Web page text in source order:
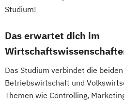
Ecological Engineering
Nutztierwissenschaften
Organic Agricultural
Agroecology
Organic Agricultural
Agroecology (Englisch)
Studium!
Das erwartet dich im
Das Studium verbindet die
Betriebswirtschaft und
Themen wie Controlling,